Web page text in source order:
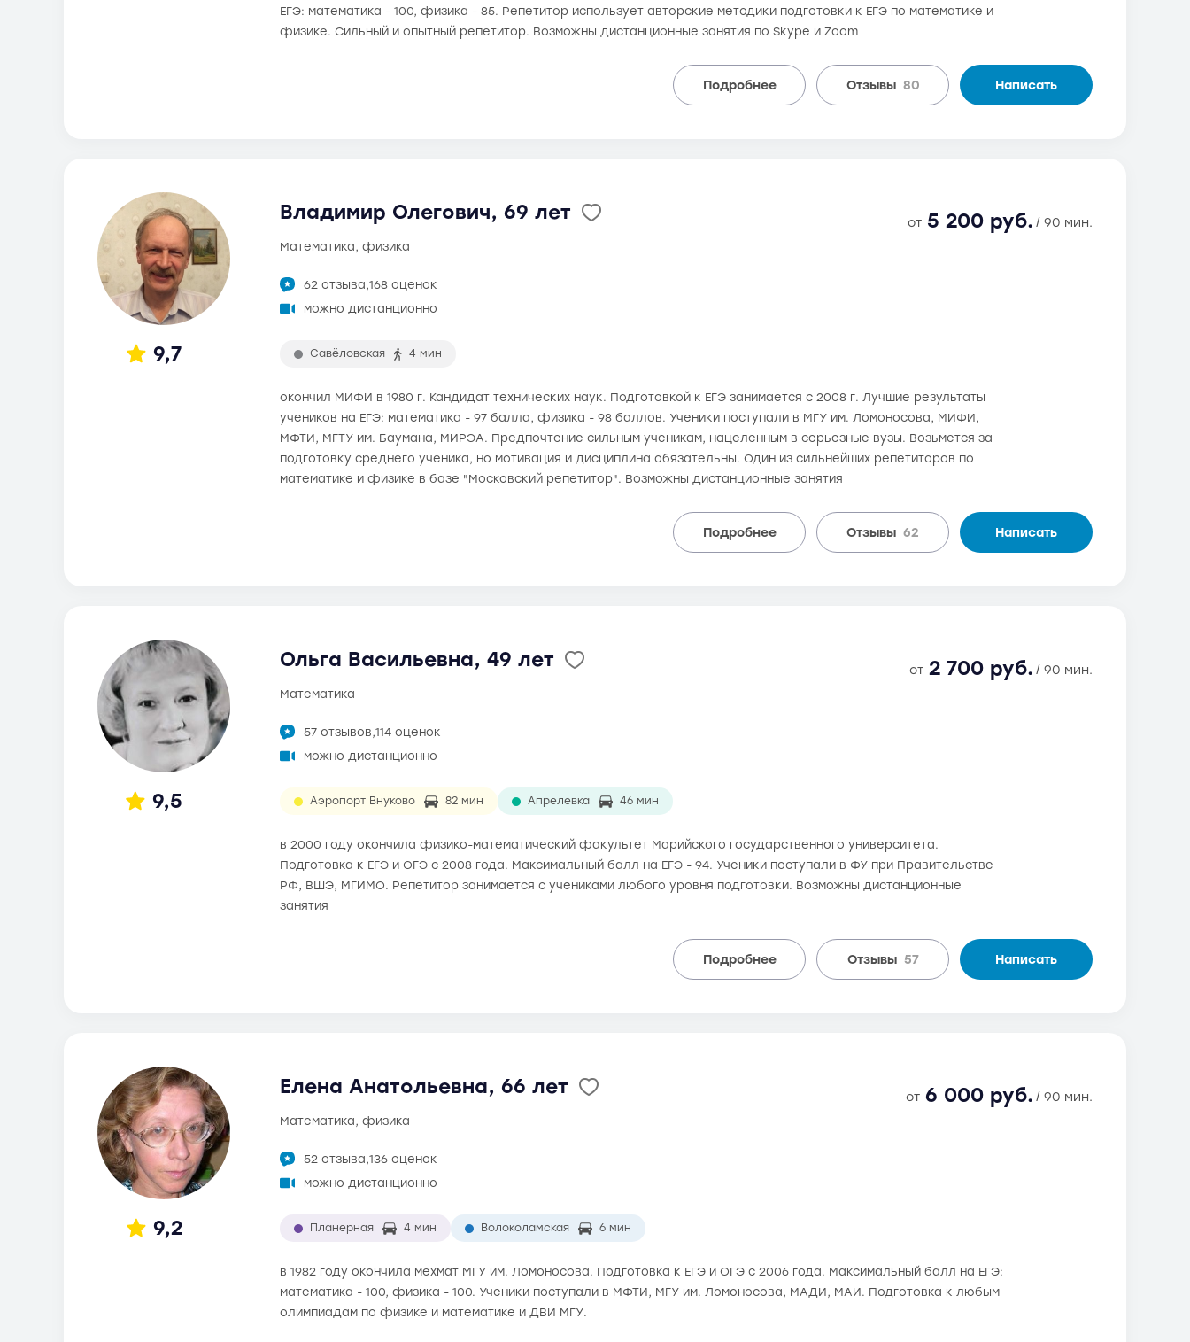
ЕГЭ: математика - 100, физика - 85. Репетитор использует авторские методики подготовки к ЕГЭ по математике и
физике. Сильный и опытный репетитор. Возможны дистанционные занятия по Skype и Zoom
Подробнее Отзывы 80 Написать
9,7
Владимир Олегович, 69 лет от 5 200 руб. / 90 мин.
математика, физика
62 отзыва,168 оценок
можно дистанционно
Савёловская 4 мин
окончил МИФИ в 1980 г. Кандидат технических наук. Подготовкой к ЕГЭ занимается с 2008 г. Лучшие результаты
учеников на ЕГЭ: математика - 97 балла, физика - 98 баллов. Ученики поступали в МГУ им. Ломоносова, МИФИ,
МФТИ, МГТУ им. Баумана, МИРЭА. Предпочтение сильным ученикам, нацеленным в серьезные вузы. Возьмется за
подготовку среднего ученика, но мотивация и дисциплина обязательны. Один из сильнейших репетиторов по
математике и физике в базе "Московский репетитор". Возможны дистанционные занятия
Подробнее Отзывы 62 Написать
9,5
Ольга Васильевна, 49 лет от 2 700 руб. / 90 мин.
математика
57 отзывов,114 оценок
можно дистанционно
Аэропорт Внуково 82 мин Апрелевка 46 мин
в 2000 году окончила физико-математический факультет Марийского государственного университета.
Подготовка к ЕГЭ и ОГЭ с 2008 года. Максимальный балл на ЕГЭ - 94. Ученики поступали в ФУ при Правительстве
РФ, ВШЭ, МГИМО. Репетитор занимается с учениками любого уровня подготовки. Возможны дистанционные
занятия
Подробнее Отзывы 57 Написать
9,2
Елена Анатольевна, 66 лет от 6 000 руб. / 90 мин.
математика, физика
52 отзыва,136 оценок
можно дистанционно
Планерная 4 мин Волоколамская 6 мин
в 1982 году окончила мехмат МГУ им. Ломоносова. Подготовка к ЕГЭ и ОГЭ с 2006 года. Максимальный балл на ЕГЭ:
математика - 100, физика - 100. Ученики поступали в МФТИ, МГУ им. Ломоносова, МАДИ, МАИ. Подготовка к любым
олимпиадам по физике и математике и ДВИ МГУ.